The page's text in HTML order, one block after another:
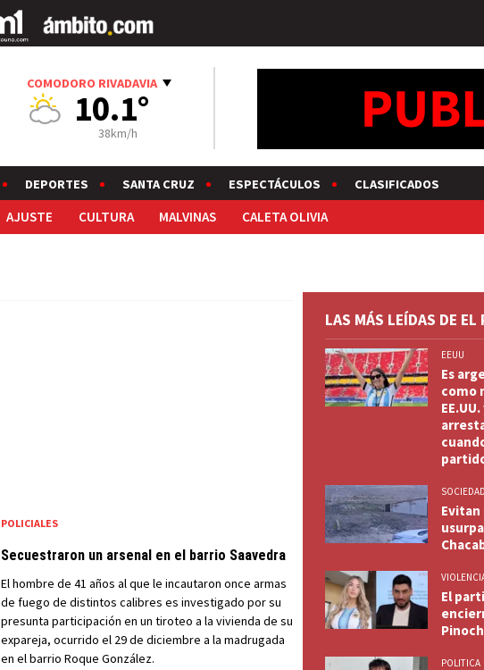
COMODORO RIVADAVIA
10.1°
38km/h
DEPORTES SANTA CRUZ ESPECTÁCULOS CLASIFICADOS
AJUSTE CULTURA MALVINAS CALETA OLIVIA
POLICIALES
Secuestraron un arsenal en el barrio Saavedra
El hombre de 41 años al que le incautaron once armas
de fuego de distintos calibres es investigado por su
presunta participación en un tiroteo a la vivienda de su
expareja, ocurrido el 29 de diciembre a la madrugada
en el barrio Roque González.
LAS MÁS LEÍDAS DE EL
EEUU
Es
como
SOCIEDAD
El
POLITICA